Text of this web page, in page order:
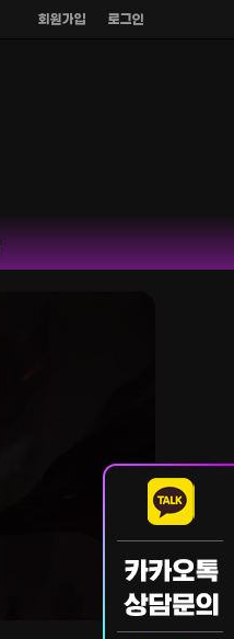
회원가입 로그인